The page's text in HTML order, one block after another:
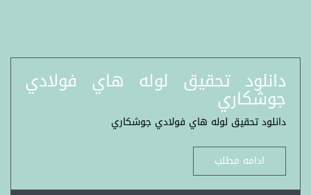
دانلود تحقیق لوله هاي فولادي
جوشكاري
دانلود تحقیق لوله هاي فولادي جوشكاري
ادامه مطلب